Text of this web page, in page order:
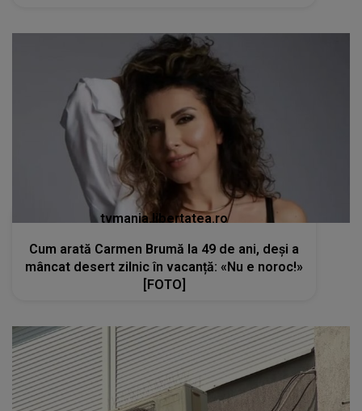
tvmania.libertatea.ro
Cum arată Carmen Brumă la 49 de ani, deși a
mâncat desert zilnic în vacanță: «Nu e noroc!»
[FOTO]